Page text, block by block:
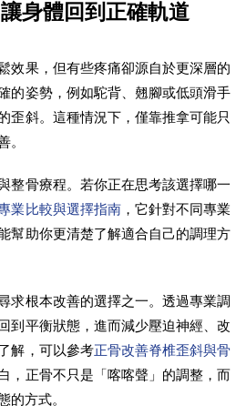
身體回到正確軌道
效果，但有些疼痛卻源自於更深層的
的姿勢，例如駝背、翹腳或低頭滑手
歪斜。這種情況下，僅靠推拿可能只
。
整骨療程。若你正在思考該選擇哪一
業比較與選擇指南，它針對不同專業
幫助你更清楚了解適合自己的調理方
求根本改善的選擇之一。透過專業調
到平衡狀態，進而減少壓迫神經、改
解，可以參考正骨改善脊椎歪斜與骨
，正骨不只是「喀喀聲」的調整，而
的方式。